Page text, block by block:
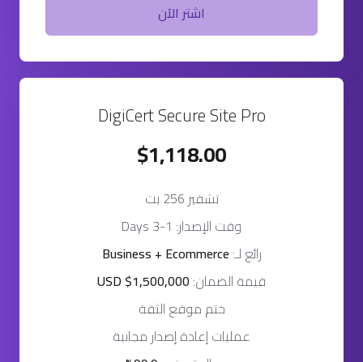
اشتر الآن
DigiCert Secure Site Pro
$1,118.00
تشفير 256 بت
وقت الإصدار: 1-3 Days
رائع لـ: Business + Ecommerce
قيمة الضمان: USD $1,500,000
ختم موقع الثقة
عمليات إعادة إصدار مجانية